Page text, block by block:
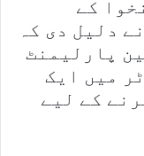
کے
دلیل دی کہ
پارلیمنٹ
میں ایک
کے لیے